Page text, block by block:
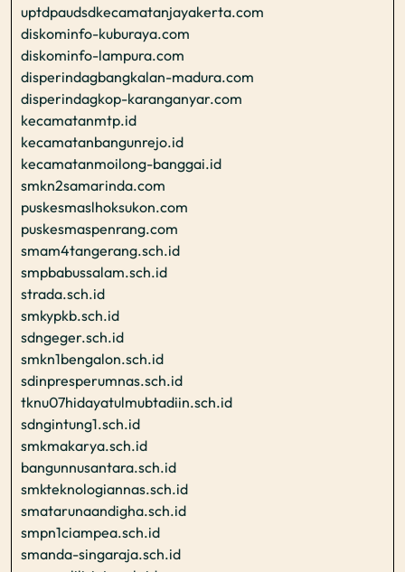
uptdpaudsdkecamatanjayakerta.com
diskominfo-kuburaya.com
diskominfo-lampura.com
disperindagbangkalan-madura.com
disperindagkop-karanganyar.com
kecamatanmtp.id
kecamatanbangunrejo.id
kecamatanmoilong-banggai.id
smkn2samarinda.com
puskesmaslhoksukon.com
puskesmaspenrang.com
smam4tangerang.sch.id
smpbabussalam.sch.id
strada.sch.id
smkypkb.sch.id
sdngeger.sch.id
smkn1bengalon.sch.id
sdinpresperumnas.sch.id
tknu07hidayatulmubtadiin.sch.id
sdngintung1.sch.id
smkmakarya.sch.id
bangunnusantara.sch.id
smkteknologiannas.sch.id
smatarunaandigha.sch.id
smpn1ciampea.sch.id
smanda-singaraja.sch.id